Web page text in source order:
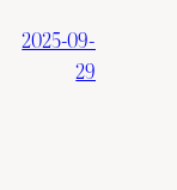
2025-09-
29